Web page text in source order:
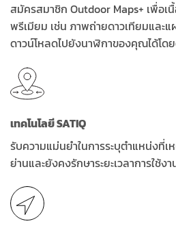
สมัครสมาชิก Outdoor Maps+ เพื่อเ
พรีเมียม เช่น ภาพถ่ายดาวเทียมและ
ดาวน์โหลดไปยังนาฬิกาของคุณได้โด
เทคโนโลยี SATIQ
รับความแม่นยำในการระบุตำแหน่งที่
ย่านและยังคงรักษาระยะเวลาการใช้ง